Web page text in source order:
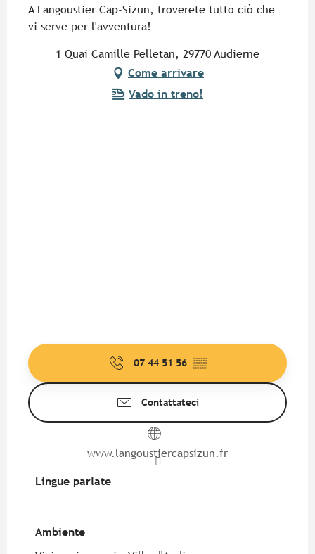
A Langoustier Cap-Sizun, troverete tutto ciò che
vi serve per l'avventura!
1 Quai Camille Pelletan, 29770 Audierne
Come arrivare
Vado in treno!
07 44 51 56 ▒▒
Contattateci
www.langoustiercapsizun.fr
Lingue parlate
Lingue parlate
Ambiente
Ambiente